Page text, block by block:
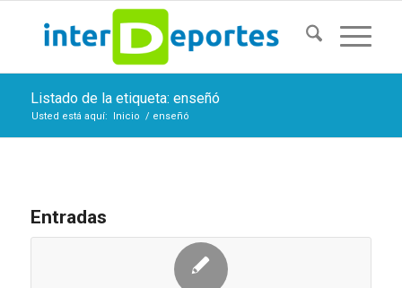
Listado de la etiqueta: enseñó
Usted está aquí: Inicio / enseñó
Entradas